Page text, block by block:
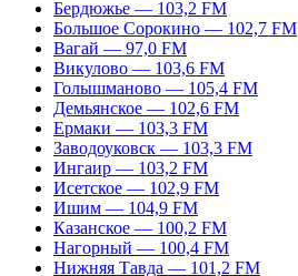
Бердюжье — 103,2 FM
Большое Сорокино — 102,7 FM
Вагай — 97,0 FM
Викулово — 103,6 FM
Голышманово — 105,4 FM
Демьянское — 102,6 FM
Ермаки — 103,3 FM
Заводоуковск — 103,3 FM
Ингаир — 103,2 FM
Исетское — 102,9 FM
Ишим — 104,9 FM
Казанское — 100,2 FM
Нагорный — 100,4 FM
Нижняя Тавда — 101,2 FM